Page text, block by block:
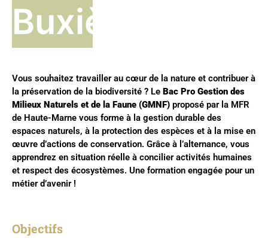
Buxières
Vous souhaitez travailler au cœur de la nature et contribuer à
la préservation de la biodiversité ? Le Bac Pro Gestion des
Milieux Naturels et de la Faune (GMNF) proposé par la MFR
de Haute-Marne vous forme à la gestion durable des
espaces naturels, à la protection des espèces et à la mise en
œuvre d’actions de conservation. Grâce à l’alternance, vous
apprendrez en situation réelle à concilier activités humaines
et respect des écosystèmes. Une formation engagée pour un
métier d’avenir !
Objectifs